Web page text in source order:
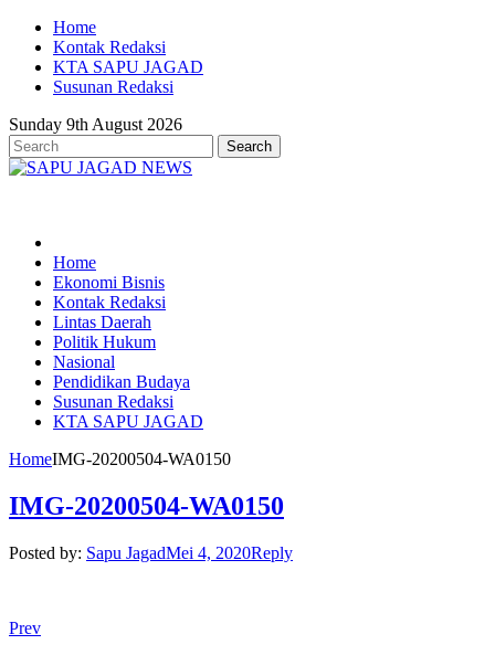
Home
Kontak Redaksi
KTA SAPU JAGAD
Susunan Redaksi
Sunday 9th August 2026
Home
Ekonomi Bisnis
Kontak Redaksi
Lintas Daerah
Politik Hukum
Nasional
Pendidikan Budaya
Susunan Redaksi
KTA SAPU JAGAD
HomeIMG-20200504-WA0150
IMG-20200504-WA0150
Posted by: Sapu JagadMei 4, 2020Reply
Prev